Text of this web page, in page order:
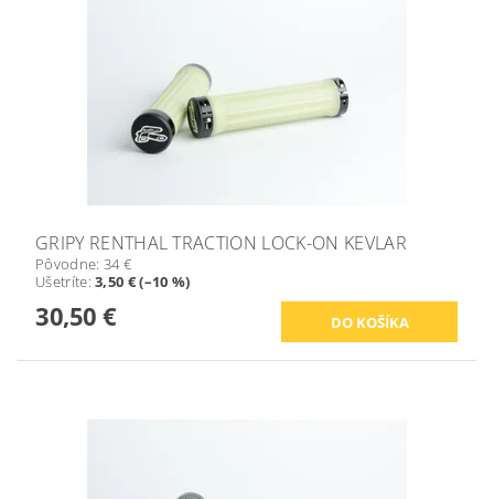
GRIPY RENTHAL TRACTION LOCK-ON KEVLAR
Pôvodne: 34 €
Ušetríte:3,50 € (–10 %)
30,50 €